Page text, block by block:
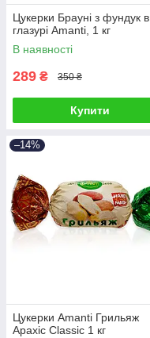
Цукерки Брауні з фундук в
глазурі Amanti, 1 кг
В наявності
289 ₴ 350 ₴
Купити
–14%
Цукерки Amanti Грильяж
Арахіс Classic 1 кг